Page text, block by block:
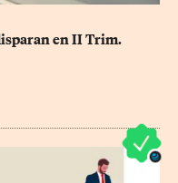
en II Trim.